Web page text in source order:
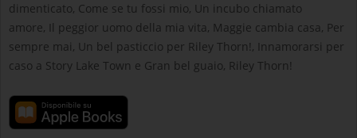
dimenticato, Come se tu fossi mio, Un incubo chiamato
amore, Il peggior uomo della mia vita, Maggie cambia casa, Per
sempre mai, Un bel pasticcio per Riley Thorn!, Innamorarsi per
caso a Story Lake Town e Gran bel guaio, Riley Thorn!